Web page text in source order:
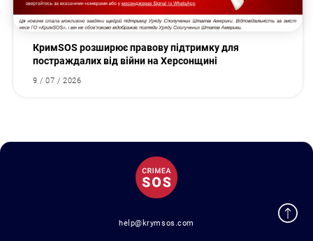
КримSOS розширює правову підтримку для
постраждалих від війни на Херсонщині
9 / 07 / 2026
help@krymsos.com